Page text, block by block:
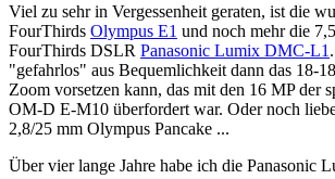
Viel zu sehr in Vergessenheit geraten, ist die
FourThirds Olympus E1 und noch mehr die
FourThirds DSLR Panasonic Lumix DMC-L1
"gefahrlos" aus Bequemlichkeit dann das 18-
Zoom vorsetzen kann, das mit den 16 MP der
OM-D E-M10 überfordert war. Oder noch
2,8/25 mm Olympus Pancake ...
Über vier lange Jahre habe ich die Panasonic